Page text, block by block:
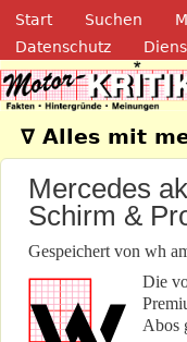
Direkt
Navigation
Start Suchen
Datenschutz
∇ Alles mit
Mercedes
Schirm &
Gespeichert von wh
Die
Abos